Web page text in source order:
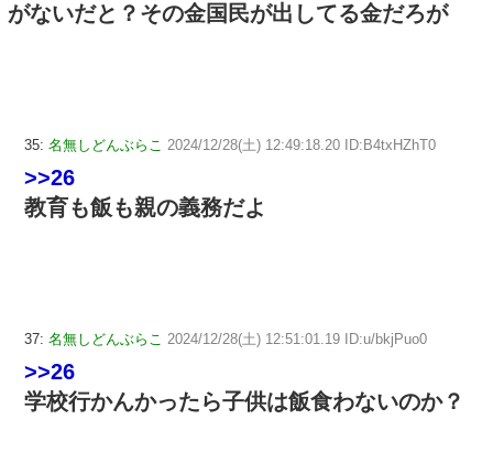
がないだと？その金国民が出してる金だろが
35: 名無しどんぶらこ 2024/12/28(土) 12:49:18.20 ID:B4txHZhT0
>>26
教育も飯も親の義務だよ
37: 名無しどんぶらこ 2024/12/28(土) 12:51:01.19 ID:u/bkjPuo0
>>26
学校行かんかったら子供は飯食わないのか？